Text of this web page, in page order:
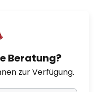
Beratung?
zur Verfügung.